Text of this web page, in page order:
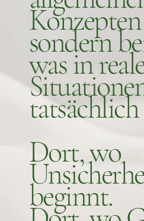
sondern
was in
tatsächlich
Dort, wo
beginnt.